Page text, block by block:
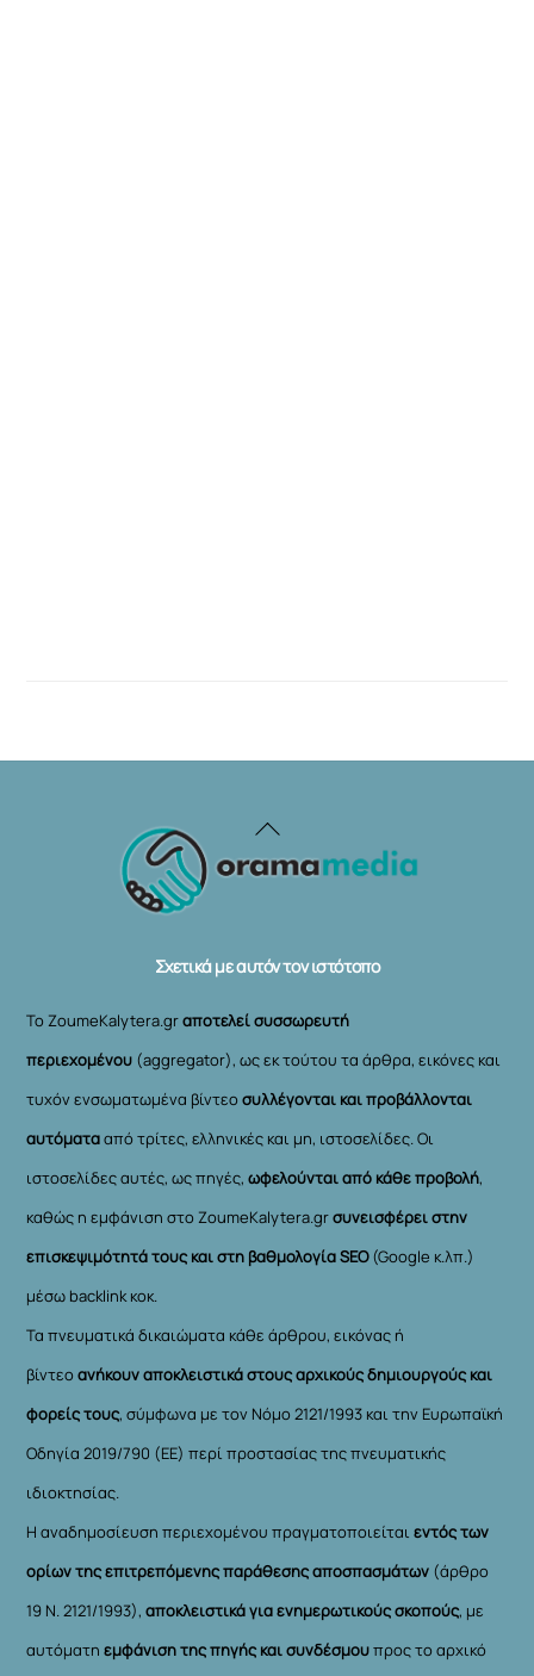
Back
To
Σχετικά με αυτόν τον ιστότοπο
Το ZoumeKalytera.grαποτελεί συσσωρευτή
περιεχομένου (aggregator), ως εκ τούτου τα άρθρα, εικόνες και
τυχόν ενσωματωμένα βίντεοσυλλέγονται και προβάλλονται
αυτόματααπό τρίτες, ελληνικές και μη, ιστοσελίδες. Οι
ιστοσελίδες αυτές, ως πηγές,ωφελούνται από κάθε προβολή,
καθώς η εμφάνιση στο ZoumeKalytera.grσυνεισφέρει στην
επισκεψιμότητά τους και στη βαθμολογία SEO(Google κ.λπ.)
μέσω backlink κοκ.
Τα πνευματικά δικαιώματα κάθε άρθρου, εικόνας ή
βίντεοανήκουν αποκλειστικά στους αρχικούς δημιουργούς και
φορείς τους, σύμφωνα με τον Νόμο 2121/1993 και την Ευρωπαϊκή
Οδηγία 2019/790 (ΕΕ) περί προστασίας της πνευματικής
ιδιοκτησίας.
Η αναδημοσίευση περιεχομένου πραγματοποιείταιεντός των
ορίων της επιτρεπόμενης παράθεσης αποσπασμάτων (άρθρο
19 Ν. 2121/1993), αποκλειστικά για ενημερωτικούς σκοπούς, με
αυτόματηεμφάνιση της πηγής και συνδέσμουπρος το αρχικό